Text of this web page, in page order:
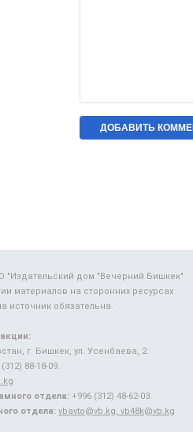
"Издательский дом "Вечерний Бишкек"
материалов на сторонних ресурсах
источник обязательна.
г. Бишкек, ул. Усенбаева, 2.
88-18-09.
отдела: +996 (312) 48-62-03.
отдела: vbavto@vb.kg, vb48k@vb.kg